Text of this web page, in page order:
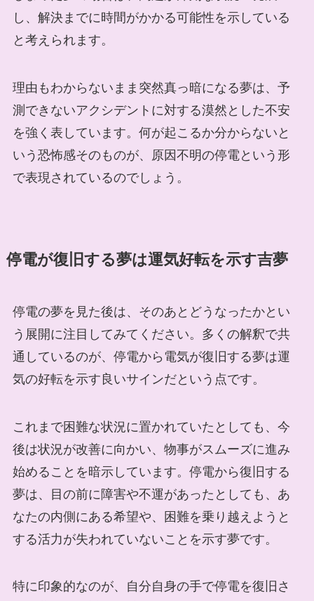
し、解決までに時間がかかる可能性を示している
と考えられます。
理由もわからないまま突然真っ暗になる夢は、予
測できないアクシデントに対する漠然とした不安
を強く表しています。何が起こるか分からないと
いう恐怖感そのものが、原因不明の停電という形
で表現されているのでしょう。
停電が復旧する夢は運気好転を示す吉夢
停電の夢を見た後は、そのあとどうなったかとい
う展開に注目してみてください。多くの解釈で共
通しているのが、停電から電気が復旧する夢は運
気の好転を示す良いサインだという点です。
これまで困難な状況に置かれていたとしても、今
後は状況が改善に向かい、物事がスムーズに進み
始めることを暗示しています。停電から復旧する
夢は、目の前に障害や不運があったとしても、あ
なたの内側にある希望や、困難を乗り越えようと
する活力が失われていないことを示す夢です。
特に印象的なのが、自分自身の手で停電を復旧さ